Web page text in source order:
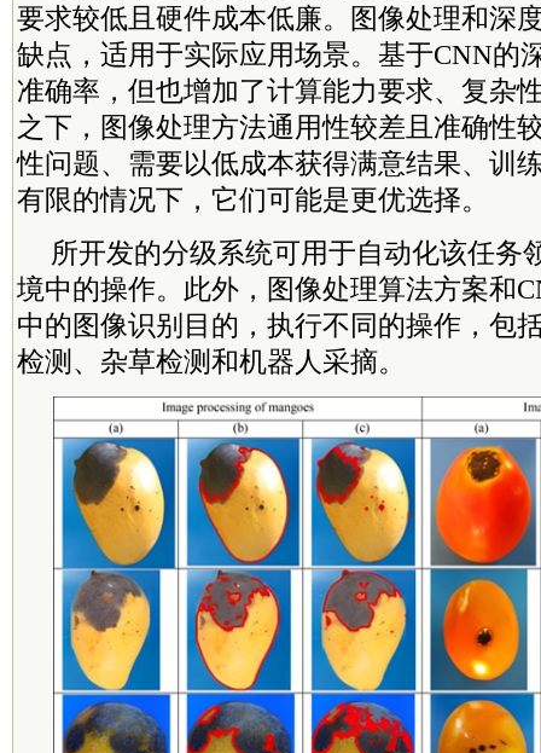
要求较低且硬件成本低廉。图像处理和深
缺点，适用于实际应用场景。基于CNN的
准确率，但也增加了计算能力要求、复杂
之下，图像处理方法通用性较差且准确性
性问题、需要以低成本获得满意结果、训
有限的情况下，它们可能是更优选择。
所开发的分级系统可用于自动化该任务
境中的操作。此外，图像处理算法方案和
中的图像识别目的，执行不同的操作，包
检测、杂草检测和机器人采摘。